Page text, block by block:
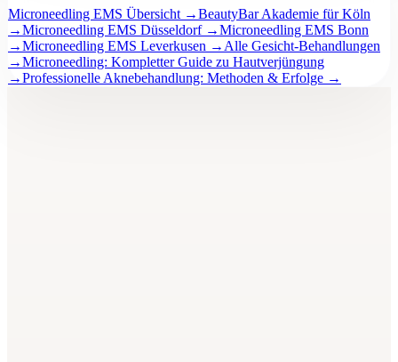
Microneedling EMS Übersicht →BeautyBar Akademie für Köln
→Microneedling EMS Düsseldorf→Microneedling EMS Bonn
→Microneedling EMS Leverkusen → Alle Gesicht-Behandlungen
→Microneedling: Kompletter Guide zu Hautverjüngung
→Professionelle Aknebehandlung: Methoden & Erfolge →